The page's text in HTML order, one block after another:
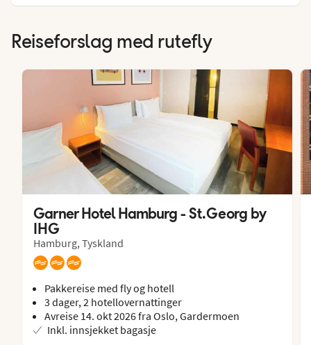
Reiseforslag med rutefly
Garner Hotel Hamburg - St.Georg by
IHG
Hamburg, Tyskland
Pakkereise med fly og hotell
3 dager, 2 hotellovernattinger
Avreise 14. okt 2026 fra Oslo, Gardermoen
Inkl. innsjekket bagasje